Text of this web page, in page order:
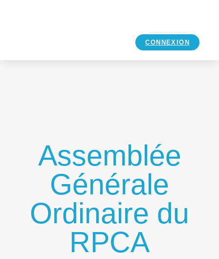
CONNEXION
Assemblée
Générale
Ordinaire du
RPCA